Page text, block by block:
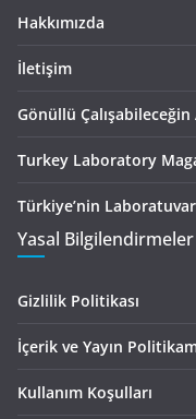
Hakkımızda
İletişim
Gönüllü
Turkey Laboratory
Türkiye’nin
Yasal Bilgilendirmeler
Gizlilik Politikası
İçerik ve Yayın
Kullanım Koşulları